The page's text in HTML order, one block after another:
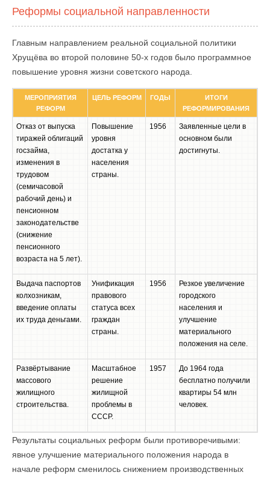
Реформы социальной направленности
Главным направлением реальной социальной политики
Хрущёва во второй половине 50-х годов было программное
повышение уровня жизни советского народа.
МЕРОПРИЯТИЯ
РЕФОРМ
ЦЕЛЬ РЕФОРМ ГОДЫ
ИТОГИ
РЕФОРМИРОВАНИЯ
Отказ от выпуска
тиражей облигаций
госзайма,
изменения в
трудовом
(семичасовой
рабочий день) и
пенсионном
законодательстве
(снижение
пенсионного
возраста на 5 лет).
Повышение
уровня
достатка у
населения
страны.
1956
Заявленные цели в
основном были
достигнуты.
Выдача паспортов
колхозникам,
введение оплаты
их труда деньгами.
Унификация
правового
статуса всех
граждан
страны.
1956
Резкое увеличение
городского
населения и
улучшение
материального
положения на селе.
Развёртывание
массового
жилищного
строительства.
Масштабное
решение
жилищной
проблемы в
СССР.
1957
До 1964 года
бесплатно получили
квартиры 54 млн
человек.
Результаты социальных реформ были противоречивыми:
явное улучшение материального положения народа в
начале реформ сменилось снижением производственных